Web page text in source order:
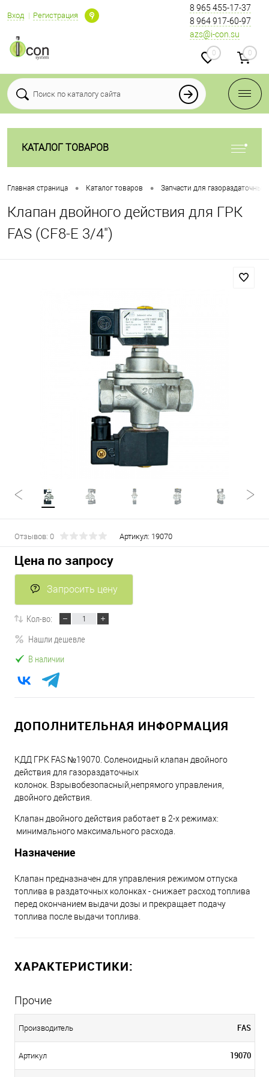
Вход Регистрация
8 965 455-17-37
8 964 917-60-97
azs@i-con.su
0 0
КАТАЛОГ ТОВАРОВ
Главная страница • Каталог товаров • Запчасти для газораздаточных
Клапан двойного действия для ГРК
FAS (CF8-E 3/4")
Отзывов: 0 Артикул: 19070
Цена по запросу
Запросить цену
Кол-во:
Нашли дешевле
В наличии
ДОПОЛНИТЕЛЬНАЯ ИНФОРМАЦИЯ
КДД ГРК FAS №19070. Соленоидный клапан двойного
действия для газораздаточных
колонок. Взрывобезопасный,непрямого управления,
двойного действия.
Клапан двойного действия работает в 2-х режимах:
минимального максимального расхода.
Назначение
Клапан предназначен для управления режимом отпуска
топлива в раздаточных колонках - снижает расход топлива
перед окончанием выдачи дозы и прекращает подачу
топлива после выдачи топлива.
ХАРАКТЕРИСТИКИ:
Прочие
Производитель FAS
Артикул 19070